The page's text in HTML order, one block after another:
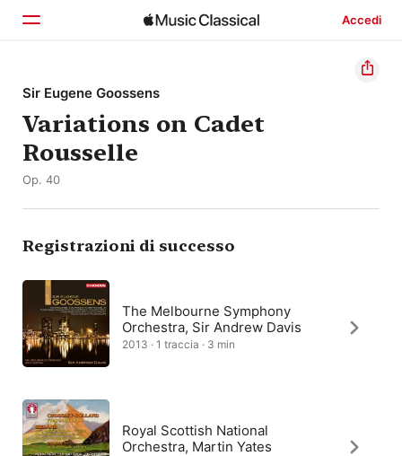
Accedi
Home
Scopri
Cerca
Sir Eugene Goossens
Variations on Cadet
Rousselle
Op. 40
Registrazioni di successo
The Melbourne Symphony
Orchestra, Sir Andrew Davis
2013 · 1 traccia · 3 min
Royal Scottish National
Orchestra, Martin Yates